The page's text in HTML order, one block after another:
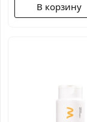
В корзину